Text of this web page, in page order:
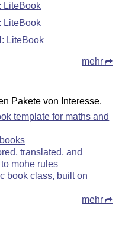
LiteBook
LiteBook
LiteBook
mehr
Pakete von Interesse.
template for maths and
translated, and
mohe rules
book class, built on
mehr